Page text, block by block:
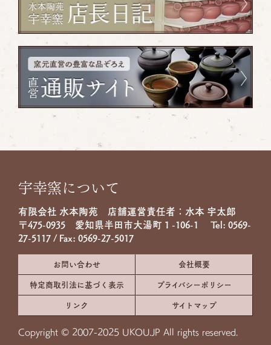
宇幸窯について
有限会社 水本陶苑 店舗運営責任者：水本 宇太郎
〒475-0935 愛知県半田市大湯町１-106-1 Tel: 0569-
27-5117 / Fax: 0569-27-5017
お問い合わせ 会社概要
特定商取引法に基づく表示 プライバシーポリシー
リンク サイトマップ
Copyright © 2007-2025 UKOU.JP All rights reserved.